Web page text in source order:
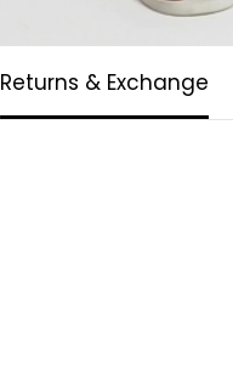
Returns & Exchange